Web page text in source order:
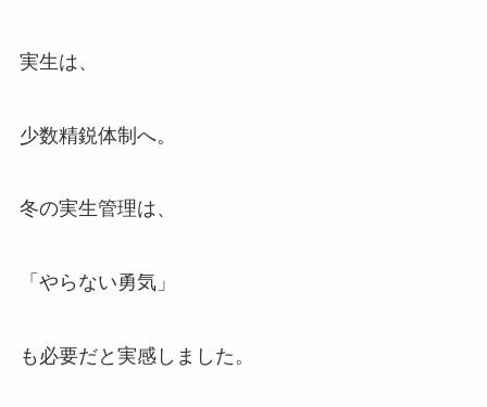
実生は、
少数精鋭体制へ。
冬の実生管理は、
「やらない勇気」
も必要だと実感しました。